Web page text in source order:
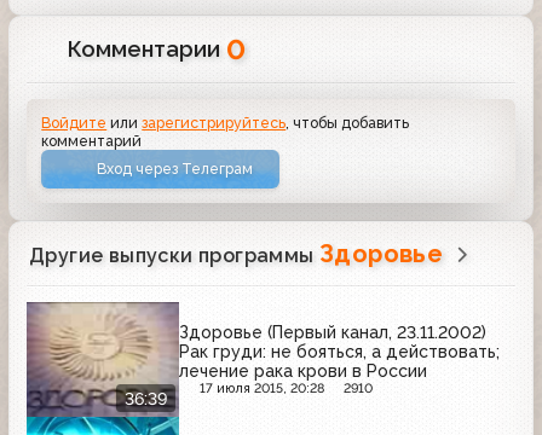
Комментарии 0
Войдите илизарегистрируйтесь , чтобы добавить
комментарий
Вход через Телеграм
Другие выпуски программы Здоровье
36:39
Здоровье (Первый канал, 23.11.2002)
Рак груди: не бояться, а действовать;
лечение рака крови в России
17 июля 2015, 20:28 2910